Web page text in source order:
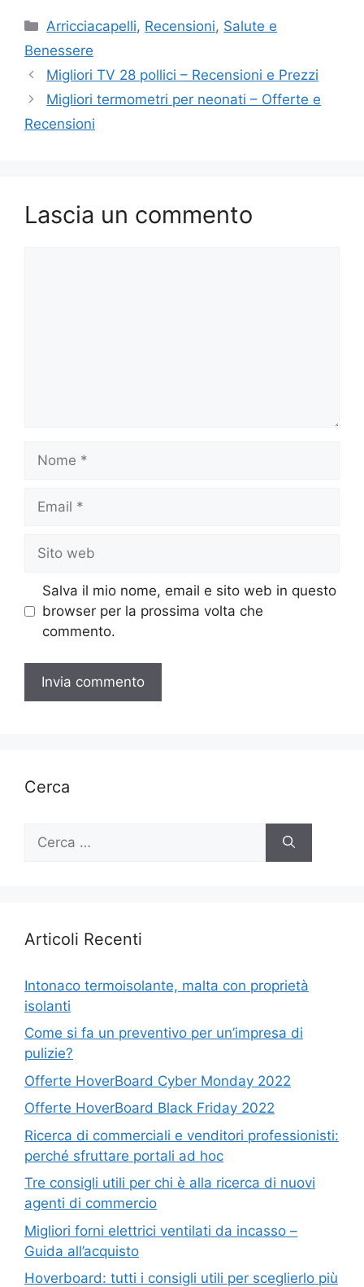
Categorie
Arricciacapelli, Recensioni, Salute e
Benessere
Migliori TV 28 pollici – Recensioni e Prezzi
Migliori termometri per neonati – Offerte e
Recensioni
Lascia un commento
Nome
Email
Sito
web
Salva il mio nome, email e sito web in questo
browser per la prossima volta che
commento.
Cerca
per:
Articoli Recenti
Intonaco termoisolante, malta con proprietà
isolanti
Come si fa un preventivo per un’impresa di
pulizie?
Offerte HoverBoard Cyber Monday 2022
Offerte HoverBoard Black Friday 2022
Ricerca di commerciali e venditori professionisti:
perché sfruttare portali ad hoc
Tre consigli utili per chi è alla ricerca di nuovi
agenti di commercio
Migliori forni elettrici ventilati da incasso –
Guida all’acquisto
Hoverboard: tutti i consigli utili per sceglierlo più